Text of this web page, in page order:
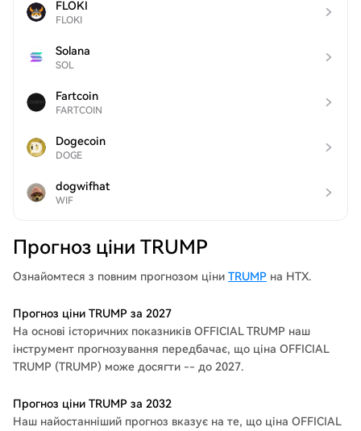
FLOKI
FLOKI
Solana
SOL
Fartcoin
FARTCOIN
Dogecoin
DOGE
dogwifhat
WIF
Прогноз ціни TRUMP
Ознайомтеся з повним прогнозом ціни TRUMP на HTX.
Прогноз ціни TRUMP за 2027
На основі історичних показників OFFICIAL TRUMP наш
інструмент прогнозування передбачає, що ціна OFFICIAL
TRUMP (TRUMP) може досягти -- до 2027.
Прогноз ціни TRUMP за 2032
Наш найостанніший прогноз вказує на те, що ціна OFFICIAL